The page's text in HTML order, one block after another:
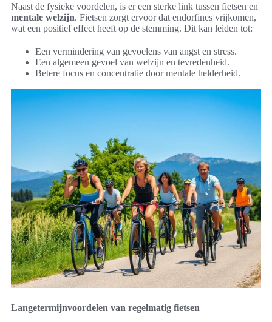
Naast de fysieke voordelen, is er een sterke link tussen fietsen en
mentale welzijn. Fietsen zorgt ervoor dat endorfines vrijkomen,
wat een positief effect heeft op de stemming. Dit kan leiden tot:
Een vermindering van gevoelens van angst en stress.
Een algemeen gevoel van welzijn en tevredenheid.
Betere focus en concentratie door mentale helderheid.
Langetermijnvoordelen van regelmatig fietsen